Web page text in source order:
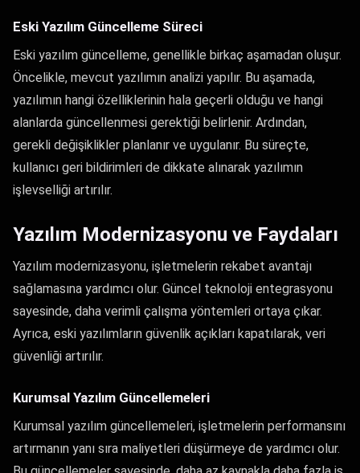
Eski Yazılım Güncelleme Süreci
Eski yazılım güncelleme, genellikle birkaç aşamadan oluşur.
Öncelikle, mevcut yazılımın analizi yapılır. Bu aşamada,
yazılımın hangi özelliklerinin hala geçerli olduğu ve hangi
alanlarda güncellenmesi gerektiği belirlenir. Ardından,
gerekli değişiklikler planlanır ve uygulanır. Bu süreçte,
kullanıcı geri bildirimleri de dikkate alınarak yazılımın
işlevselliği artırılır.
Yazılım Modernizasyonu ve Faydaları
Yazılım modernizasyonu, işletmelerin rekabet avantajı
sağlamasına yardımcı olur. Güncel teknoloji entegrasyonu
sayesinde, daha verimli çalışma yöntemleri ortaya çıkar.
Ayrıca, eski yazılımların güvenlik açıkları kapatılarak, veri
güvenliği artırılır.
Kurumsal Yazılım Güncellemeleri
Kurumsal yazılım güncellemeleri, işletmelerin performansını
artırmanın yanı sıra maliyetleri düşürmeye de yardımcı olur.